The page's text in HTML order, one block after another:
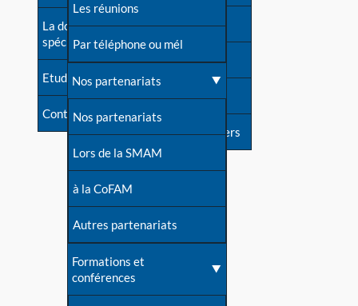
Mythes et vérités
Devenir animatrice ?
Une question sur le site
La documentation
spécialisée
Etudes récentes
Contact
Soutenir LLL
Livre d'or
Forum
S'inscrire à nos newsletters
Les réunions
Par téléphone ou mél
Nos partenariats
Nos partenariats
Lors de la SMAM
à la CoFAM
Autres partenariats
Formations et
conférences